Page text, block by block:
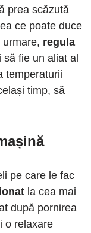
prea scăzută
ce poate duce
regula
să fie un aliat al
temperaturii
timp, să
pe care le fac
la cea mai
după pornirea
o relaxare